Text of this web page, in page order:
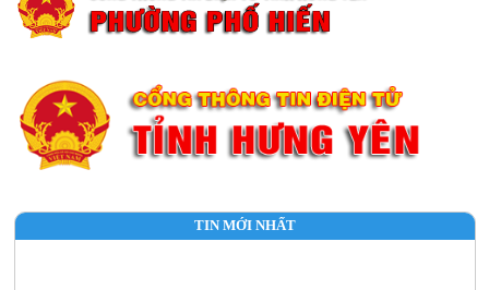
TIN MỚI NHẤT